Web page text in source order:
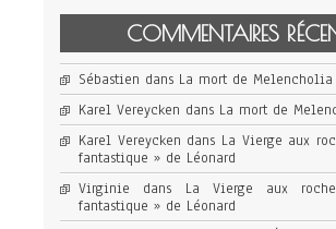
COMMENTAIRES
Sébastien dans La mort de Melencholia
Karel Vereycken dans La mort de
Karel Vereycken dans La Vierge aux
fantastique » de Léonard
Virginie dans La Vierge aux
fantastique » de Léonard